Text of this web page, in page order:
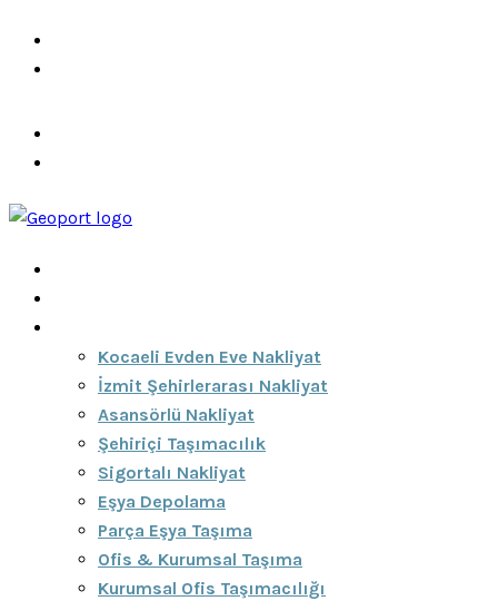
Kocaeli Evden Eve Nakliyat
İzmit Şehirlerarası Nakliyat
Asansörlü Nakliyat
Şehiriçi Taşımacılık
Sigortalı Nakliyat
Eşya Depolama
Parça Eşya Taşıma
Ofis & Kurumsal Taşıma
Kurumsal Ofis Taşımacılığı